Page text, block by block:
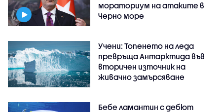
мораториум на атаките в
Черно море
Учени: Топенето на леда
превръща Антарктида във
вторичен източник на
живачно замърсяване
Бебе ламантин с дебют